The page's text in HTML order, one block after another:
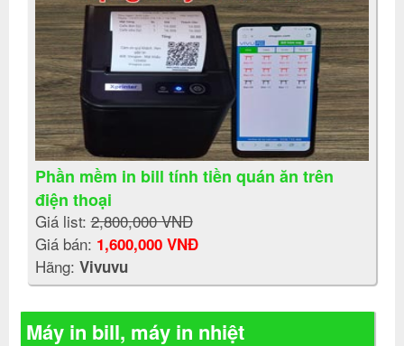
Phần mềm in bill tính tiền quán ăn trên
điện thoại
Giá list:2,800,000 VNĐ
Giá bán: 1,600,000 VNĐ
Hãng: Vivuvu
Máy in bill, máy in nhiệt